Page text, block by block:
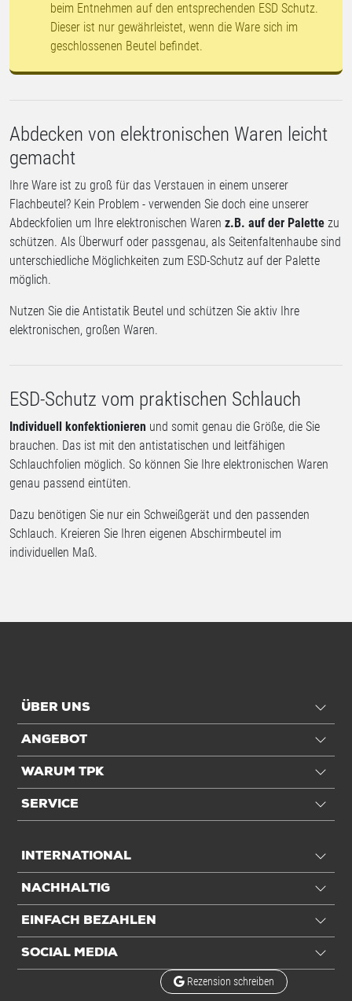
beim Entnehmen auf den entsprechenden ESD Schutz.
Dieser ist nur gewährleistet, wenn die Ware sich im
geschlossenen Beutel befindet.
Abdecken von elektronischen Waren leicht
gemacht
Ihre Ware ist zu groß für das Verstauen in einem unserer
Flachbeutel? Kein Problem - verwenden Sie doch eine unserer
Abdeckfolien um Ihre elektronischen Waren z.B. auf der Palette zu
schützen. Als Überwurf oder passgenau, als Seitenfaltenhaube sind
unterschiedliche Möglichkeiten zum ESD-Schutz auf der Palette
möglich.
Nutzen Sie die Antistatik Beutel und schützen Sie aktiv Ihre
elektronischen, großen Waren.
ESD-Schutz vom praktischen Schlauch
Individuell konfektionieren und somit genau die Größe, die Sie
brauchen. Das ist mit den antistatischen und leitfähigen
Schlauchfolien möglich. So können Sie Ihre elektronischen Waren
genau passend eintüten.
Dazu benötigen Sie nur ein Schweißgerät und den passenden
Schlauch. Kreieren Sie Ihren eigenen Abschirmbeutel im
individuellen Maß.
ÜBER UNS
ANGEBOT
WARUM TPK
SERVICE
INTERNATIONAL
NACHHALTIG
EINFACH BEZAHLEN
SOCIAL MEDIA
Rezension schreiben